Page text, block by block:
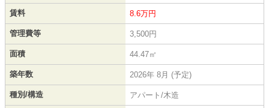
賃料 8.6万円
管理費等 3,500円
面積 44.47㎡
築年数 2026年 8月 (予定)
種別/構造 アパート/木造